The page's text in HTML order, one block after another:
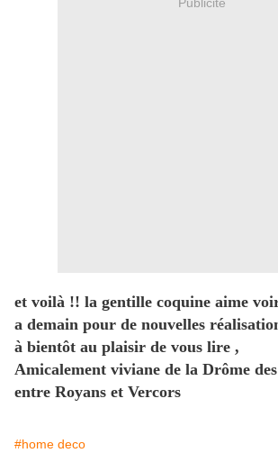
et voilà !! la gentille coquine aime voir
a demain pour de nouvelles
à bientôt au plaisir de vous lire ,
Amicalement viviane de la Drôme
entre Royans et Vercors
#home deco